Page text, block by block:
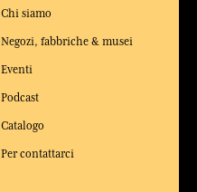
Chi siamo
Negozi, fabbriche & musei
Eventi
Podcast
Catalogo
Per contattarci